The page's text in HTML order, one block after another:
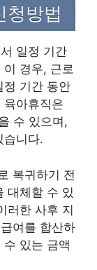
청방법
일정 기간
이 경우, 근로
정 기간 동안
아휴직은
수 있으며,
습니다.
복귀하기 전
대체할 수 있
러한 사후 지
여를 합산하
있는 금액